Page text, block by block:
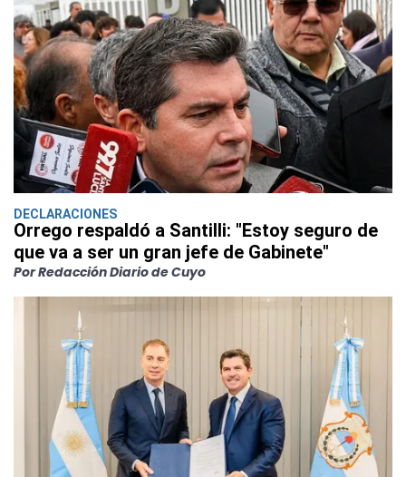
DECLARACIONES
Orrego respaldó a Santilli: "Estoy seguro de
que va a ser un gran jefe de Gabinete"
Por Redacción Diario de Cuyo